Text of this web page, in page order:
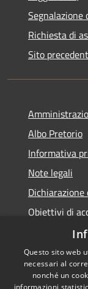
Segnalazione
Richiesta di
Sito
Albo Pretorio
Informativa
Note legali
Obiettivi di
Meccanismo
Questo sito web
necessari al
nonché un
informazioni